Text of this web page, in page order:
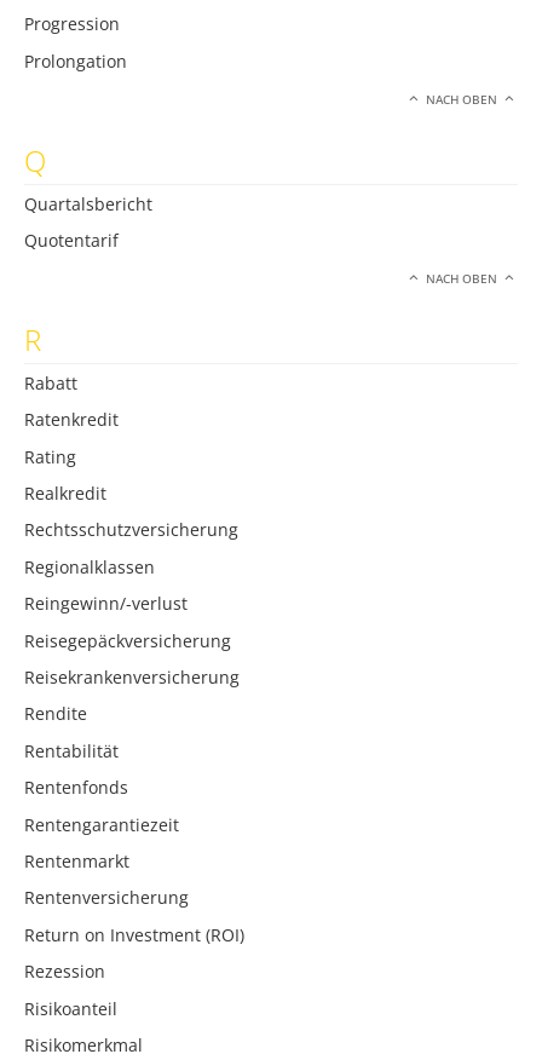
Progression
Prolongation
NACH OBEN
Q
Quartalsbericht
Quotentarif
NACH OBEN
R
Rabatt
Ratenkredit
Rating
Realkredit
Rechtsschutzversicherung
Regionalklassen
Reingewinn/-verlust
Reisegepäckversicherung
Reisekrankenversicherung
Rendite
Rentabilität
Rentenfonds
Rentengarantiezeit
Rentenmarkt
Rentenversicherung
Return on Investment (ROI)
Rezession
Risikoanteil
Risikomerkmal